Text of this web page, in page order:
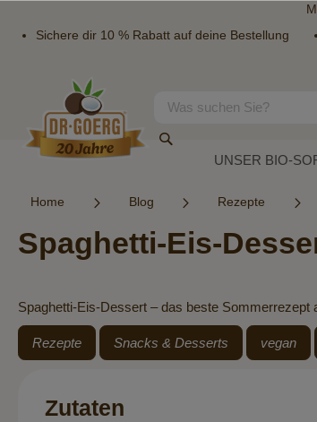
Sichere dir 10 % Rabatt auf deine Bestellung
Inhalt
Suche
UNSER BIO-
Home Blog Rezepte
Spaghetti-Eis-
Spaghetti-Eis-Dessert – das beste
Rezepte Snacks & Desserts vegan
Zutaten